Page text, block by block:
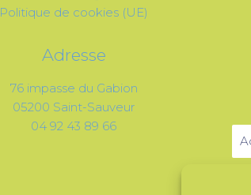
Politique de cookies (UE)
Adresse
76 impasse du Gabion
05200 Saint-Sauveur
04 92 43 89 66